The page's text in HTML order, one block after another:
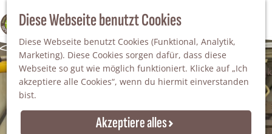
Diese Webseite benutzt Cookies
Diese Webseite benutzt Cookies (Funktional, Analytik,
Marketing). Diese Cookies sorgen dafür, dass diese
Webseite so gut wie möglich funktioniert. Klicke auf „Ich
akzeptiere alle Cookies“, wenn du hiermit einverstanden
bist.
Akzeptiere alles
100% WINTERSWIJK
S
u
c
h
e
n
M
e
n
ü
Da staunt man!
Freiheitsbäume
Natur
Naturgebiete
Nationaler Landschaftspark Winterswijk
Der Steingrube
Gärten & Parks
Übernachten